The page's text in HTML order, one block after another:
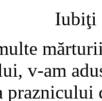
Iubiţi
v-am
praznicului